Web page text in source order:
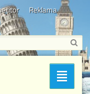
Reklama
Bo'limlar
/ 1773-yil 17-yanvar
qutb doirasini kesib